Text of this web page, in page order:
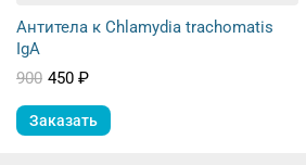
Антитела к Chlamydia trachomatis
IgA
900 450 ₽
Заказать
Альметьевск
Армавир